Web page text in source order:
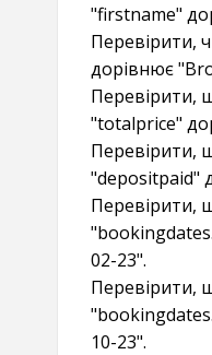
"firstname"
Перевірити,
дорівнює
Перевірити,
"totalprice"
Перевірити,
"depositpaid"
Перевірити,
02-23".
Перевірити,
10-23".